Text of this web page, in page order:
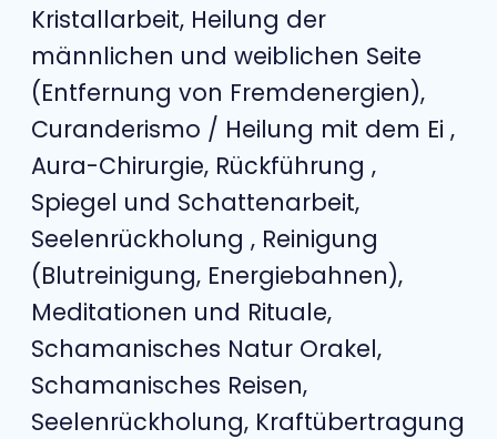
Kristallarbeit, Heilung der
männlichen und weiblichen Seite
(Entfernung von Fremdenergien),
Curanderismo / Heilung mit dem Ei ,
Aura-Chirurgie, Rückführung ,
Spiegel und Schattenarbeit,
Seelenrückholung , Reinigung
(Blutreinigung, Energiebahnen),
Meditationen und Rituale,
Schamanisches Natur Orakel,
Schamanisches Reisen,
Seelenrückholung, Kraftübertragung